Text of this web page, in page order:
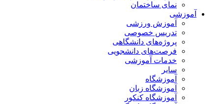
نمای ساختمان
آموزشی
آموزش ورزشی
تدریس خصوصی
پروژه‌های دانشگاهی
فرصت‌های دانشجویی
خدمات آموزشی
سایر
آموزشگاه
آموزشگاه زبان
آموزشگاه کنکور